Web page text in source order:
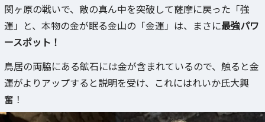
関ヶ原の戦いで、敵の真ん中を突破して薩摩に戻った「強
運」と、本物の金が眠る金山の「金運」は、まさに最強パワ
ースポット！
鳥居の両脇にある鉱石には金が含まれているので、触ると金
運がよりアップすると説明を受け、これにはれいか氏大興
奮！